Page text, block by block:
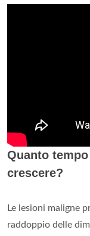
Quanto
crescere?
Le lesioni maligne
raddoppio delle